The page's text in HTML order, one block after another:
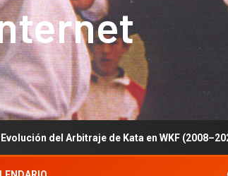
de Kata en WKF (2008–2024)